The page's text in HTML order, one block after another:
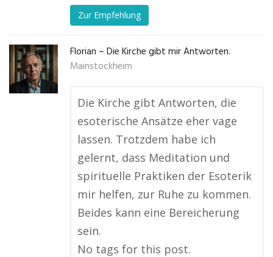
Zur Empfehlung
Florian – Die Kirche gibt mir Antworten.
Mainstockheim
Die Kirche gibt Antworten, die
esoterische Ansätze eher vage
lassen. Trotzdem habe ich
gelernt, dass Meditation und
spirituelle Praktiken der Esoterik
mir helfen, zur Ruhe zu kommen.
Beides kann eine Bereicherung
sein.
No tags for this post.